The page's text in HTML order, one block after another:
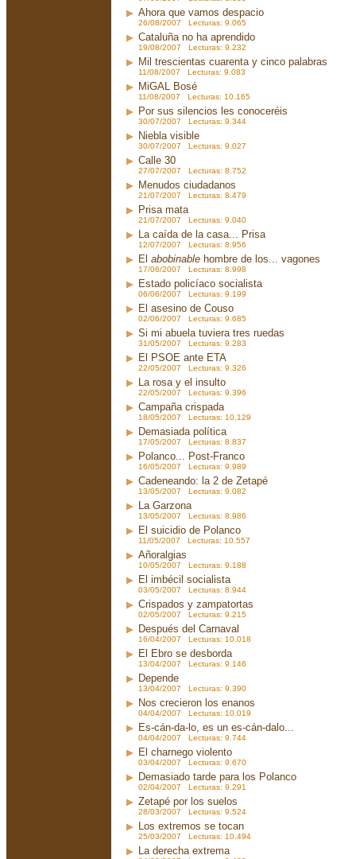
Ahora que vamos despacio
26/08/2007 Lecturas: 9.065
Cataluña no ha aprendido
19/08/2007 Lecturas: 9.232
Mil trescientas cuarenta y cinco palabras
11/08/2007 Lecturas: 9.083
MiGAL Bosé
11/08/2007 Lecturas: 10.165
Por sus silencios les conoceréis
30/07/2007 Lecturas: 9.344
Niebla visible
30/07/2007 Lecturas: 9.027
Calle 30
27/07/2007 Lecturas: 8.752
Menudos ciudadanos
21/07/2007 Lecturas: 8.479
Prisa mata
21/07/2007 Lecturas: 9.040
La caída de la casa... Prisa
12/07/2007 Lecturas: 8.956
El abobinable hombre de los... vagones
17/06/2007 Lecturas: 8.998
Estado policíaco socialista
06/06/2007 Lecturas: 9.199
El asesino de Couso
02/06/2007 Lecturas: 9.685
Si mi abuela tuviera tres ruedas
31/05/2007 Lecturas: 9.283
El PSOE ante ETA
22/05/2007 Lecturas: 9.326
La rosa y el insulto
22/05/2007 Lecturas: 9.396
Campaña crispada
18/05/2007 Lecturas: 10.129
Demasiada política
17/05/2007 Lecturas: 8.837
Polanco... Post-Franco
16/05/2007 Lecturas: 9.989
Cadeneando: la 2 de Zetapé
13/05/2007 Lecturas: 9.082
La Garzona
13/05/2007 Lecturas: 8.986
El suicidio de Polanco
11/05/2007 Lecturas: 10.557
Añoralgias
10/05/2007 Lecturas: 9.188
El imbécil socialista
03/05/2007 Lecturas: 8.944
Crispados y zampatortas
02/05/2007 Lecturas: 9.215
Después del Carnaval
16/04/2007 Lecturas: 10.018
El Ebro se desborda
13/04/2007 Lecturas: 9.146
Depende
13/04/2007 Lecturas: 9.390
Nos crecieron los enanos
04/04/2007 Lecturas: 10.019
Es-cán-da-lo, es un es-cán-dalo...
04/04/2007 Lecturas: 9.744
El charnego violento
03/04/2007 Lecturas: 9.670
Demasiado tarde para los Polanco
02/04/2007 Lecturas: 9.291
Zetapé por los suelos
28/03/2007 Lecturas: 9.524
Los extremos se tocan
25/03/2007 Lecturas: 10.494
La derecha extrema